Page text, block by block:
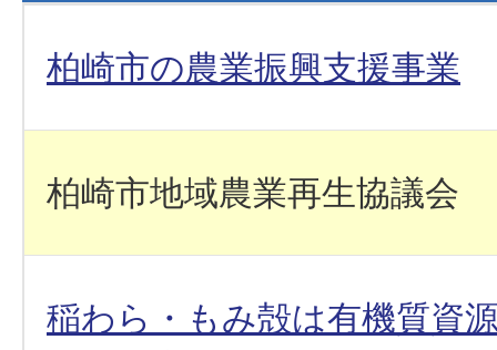
柏崎市の農業振興支援事業
柏崎市地域農業再生協議会
稲わら・もみ殻は有機質資